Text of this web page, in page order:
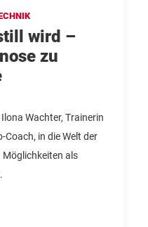
wird –
zu
Wachter, Trainerin
in die Welt der
Möglichkeiten als